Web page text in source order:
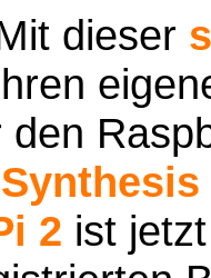
dieser
2 ist